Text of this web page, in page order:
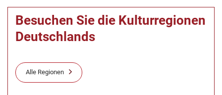
Besuchen Sie die Kulturregionen
Deutschlands
Alle Regionen